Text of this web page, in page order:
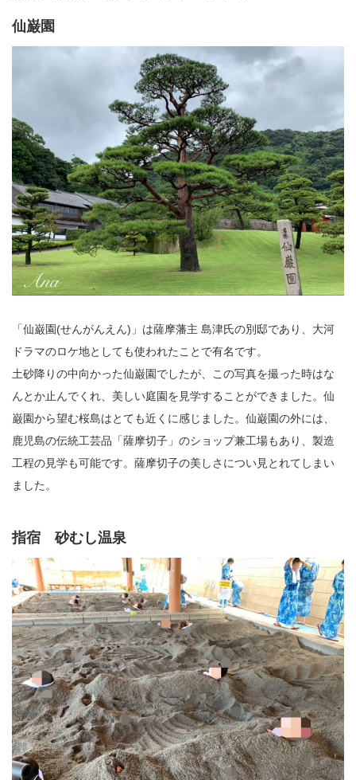
仙巌園
「仙巌園(せんがんえん)」は薩摩藩主 島津氏の別邸であり、大河
ドラマのロケ地としても使われたことで有名です。
土砂降りの中向かった仙巌園でしたが、この写真を撮った時はな
んとか止んでくれ、美しい庭園を見学することができました。仙
巌園から望む桜島はとても近くに感じました。仙巌園の外には、
鹿児島の伝統工芸品「薩摩切子」のショップ兼工場もあり、製造
工程の見学も可能です。薩摩切子の美しさについ見とれてしまい
ました。
指宿 砂むし温泉